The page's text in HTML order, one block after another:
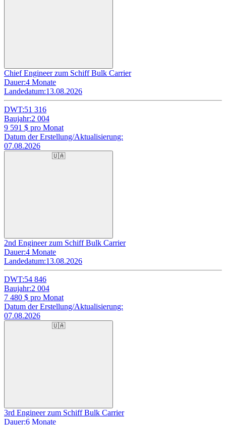
Chief Engineer zum Schiff Bulk Carrier
Dauer:4 Monate
Landedatum:13.08.2026
DWT:51 316
Baujahr:2 004
9 591 $ pro Monat
Datum der Erstellung/Aktualisierung:
07.08.2026
🇺🇦
2nd Engineer zum Schiff Bulk Carrier
Dauer:4 Monate
Landedatum:13.08.2026
DWT:54 846
Baujahr:2 004
7 480 $ pro Monat
Datum der Erstellung/Aktualisierung:
07.08.2026
🇺🇦
3rd Engineer zum Schiff Bulk Carrier
Dauer:6 Monate